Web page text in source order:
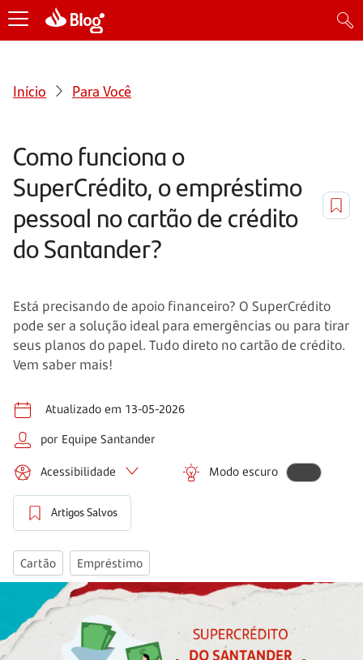
Início Para Você
Como funciona o
SuperCrédito, o empréstimo
pessoal no cartão de crédito
do Santander?
Está precisando de apoio financeiro? O SuperCrédito
pode ser a solução ideal para emergências ou para tirar
seus planos do papel. Tudo direto no cartão de crédito.
Vem saber mais!
Atualizado em 13-05-2026
por Equipe Santander
Acessibilidade Modo escuro
Artigos Salvos
Cartão Empréstimo